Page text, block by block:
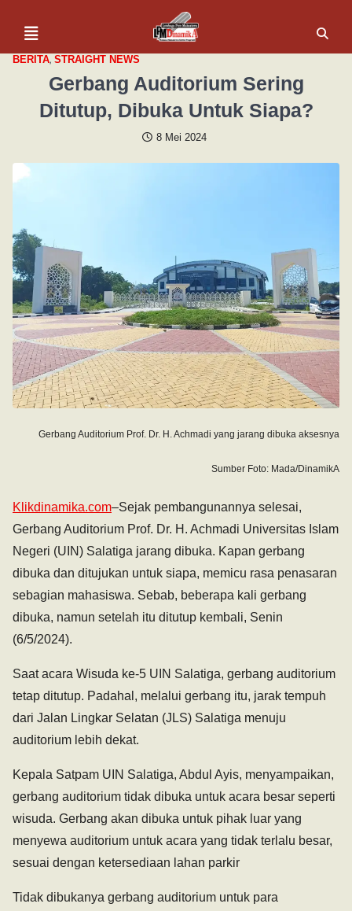
BERITA, STRAIGHT NEWS
Gerbang Auditorium Sering
Ditutup, Dibuka Untuk Siapa?
8 Mei 2024
Gerbang Auditorium Prof. Dr. H. Achmadi yang jarang dibuka aksesnya
Sumber Foto: Mada/DinamikA
Klikdinamika.com–Sejak pembangunannya selesai,
Gerbang Auditorium Prof. Dr. H. Achmadi Universitas Islam
Negeri (UIN) Salatiga jarang dibuka. Kapan gerbang
dibuka dan ditujukan untuk siapa, memicu rasa penasaran
sebagian mahasiswa. Sebab, beberapa kali gerbang
dibuka, namun setelah itu ditutup kembali, Senin
(6/5/2024).
Saat acara Wisuda ke-5 UIN Salatiga, gerbang auditorium
tetap ditutup. Padahal, melalui gerbang itu, jarak tempuh
dari Jalan Lingkar Selatan (JLS) Salatiga menuju
auditorium lebih dekat.
Kepala Satpam UIN Salatiga, Abdul Ayis, menyampaikan,
gerbang auditorium tidak dibuka untuk acara besar seperti
wisuda. Gerbang akan dibuka untuk pihak luar yang
menyewa auditorium untuk acara yang tidak terlalu besar,
sesuai dengan ketersediaan lahan parkir
Tidak dibukanya gerbang auditorium untuk para